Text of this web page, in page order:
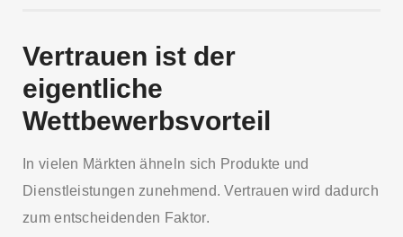
Vertrauen ist der
eigentliche
Wettbewerbsvorteil
In vielen Märkten ähneln sich Produkte und
Dienstleistungen zunehmend. Vertrauen wird dadurch
zum entscheidenden Faktor.